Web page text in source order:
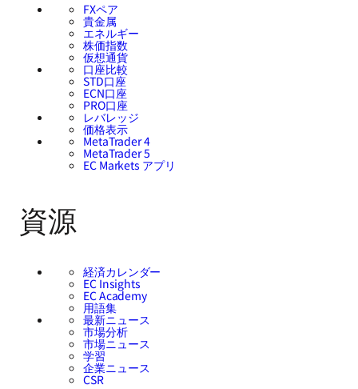
FXペア
貴金属
エネルギー
株価指数
仮想通貨
口座比較
STD口座
ECN口座
PRO口座
レバレッジ
価格表示
MetaTrader 4
MetaTrader 5
EC Markets アプリ
資源
経済カレンダー
EC Insights
EC Academy
用語集
最新ニュース
市場分析
市場ニュース
学習
企業ニュース
CSR